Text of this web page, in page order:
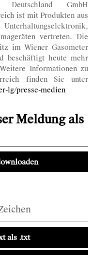
GmbH
ist mit Produkten aus
vertreten. Die
im Wiener Gasometer
beschäftigt heute mehr
Informationen zu
finden Sie unter
lg/presse-medien
Meldung als
als .txt